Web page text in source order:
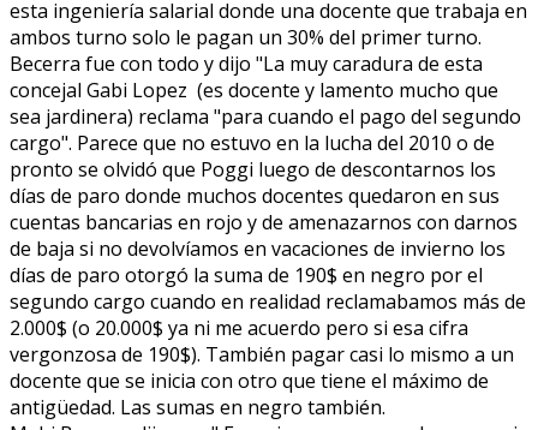
esta ingeniería salarial donde una docente que trabaja en
ambos turno solo le pagan un 30% del primer turno.
Becerra fue con todo y dijo "La muy caradura de esta
concejal Gabi Lopez (es docente y lamento mucho que
sea jardinera) reclama "para cuando el pago del segundo
cargo". Parece que no estuvo en la lucha del 2010 o de
pronto se olvidó que Poggi luego de descontarnos los
días de paro donde muchos docentes quedaron en sus
cuentas bancarias en rojo y de amenazarnos con darnos
de baja si no devolvíamos en vacaciones de invierno los
días de paro otorgó la suma de 190$ en negro por el
segundo cargo cuando en realidad reclamabamos más de
2.000$ (o 20.000$ ya ni me acuerdo pero si esa cifra
vergonzosa de 190$). También pagar casi lo mismo a un
docente que se inicia con otro que tiene el máximo de
antigüedad. Las sumas en negro también.